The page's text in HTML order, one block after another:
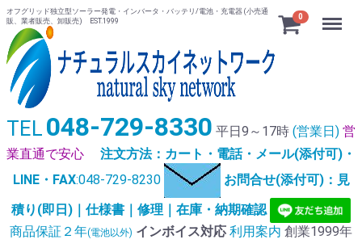
オフグリッド独立型ソーラー発電・インバータ・バッテリ/電池・充電器 (小売通
販、業者販売、卸販売) EST.1999
0 Menu
TEL 048-729-8330 平日9～17時 (営業日) 営
業直通で安心
注文方法：カート・電話・メール(添付可)・
LINE・FAX:048-729-8230
お問合せ(添付可)：見
積り(即日)｜仕様書｜修理｜在庫・納期確認
商品保証２年(電池以外) インボイス対応 利用案内 創業1999年